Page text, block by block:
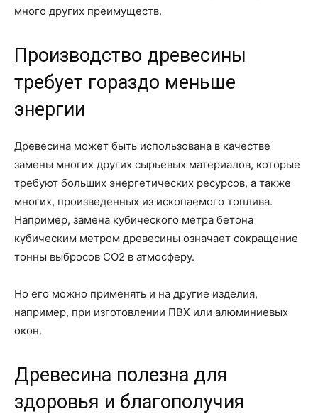
много других преимуществ.
Производство древесины
требует гораздо меньше
энергии
Древесина может быть использована в качестве
замены многих других сырьевых материалов, которые
требуют больших энергетических ресурсов, а также
многих, произведенных из ископаемого топлива.
Например, замена кубического метра бетона
кубическим метром древесины означает сокращение
тонны выбросов CO2 в атмосферу.
Но его можно применять и на другие изделия,
например, при изготовлении ПВХ или алюминиевых
окон.
Древесина полезна для
здоровья и благополучия